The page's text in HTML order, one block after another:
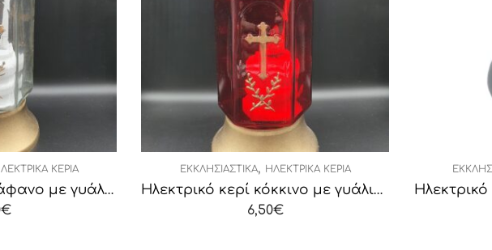
ΕΚΚΛΗΣΙΑΣΤΙΚΆ
Ηλεκτρικό κερί κόκκινο με γυάλινο περίβλημα
ΕΚΚΛΗΣΙΑΣΤΙΚΆ
Ηλεκτρικό Κερί Κουκουνάρι Ασημί